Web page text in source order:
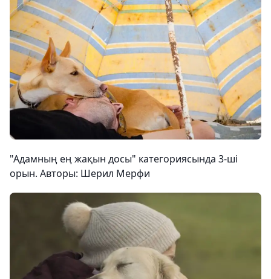
"Адамның ең жақын досы" категориясында 3-ші
орын. Авторы: Шерил Мерфи